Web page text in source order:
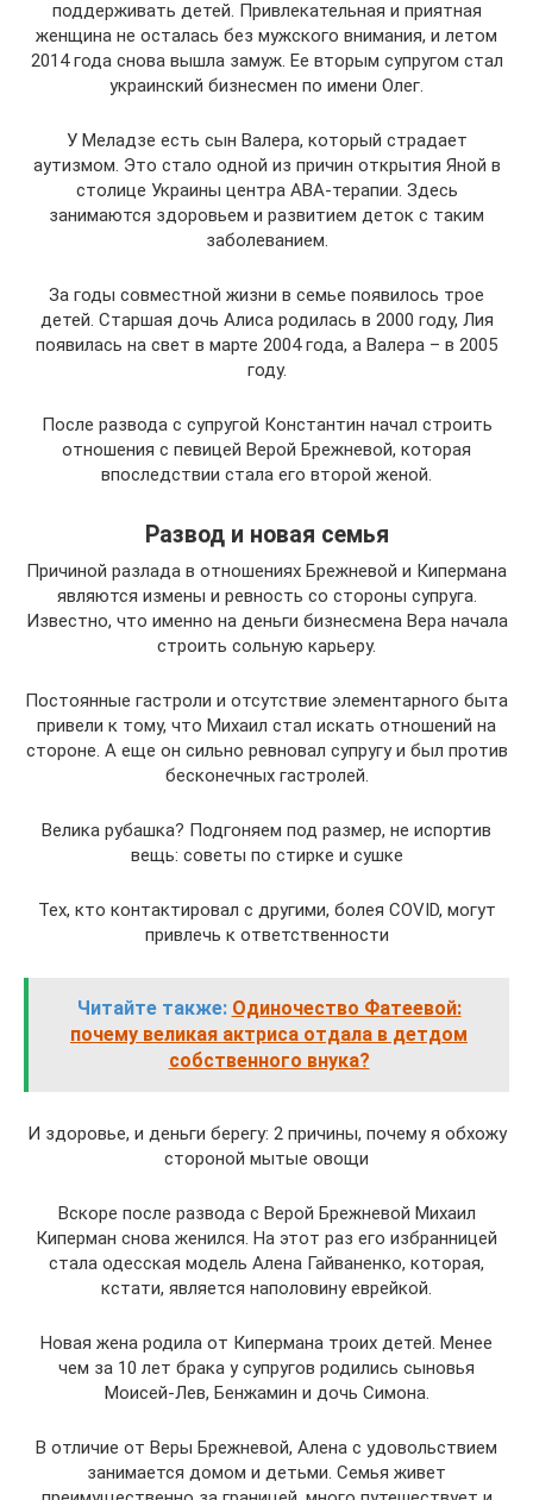
поддерживать детей. Привлекательная и приятная
женщина не осталась без мужского внимания, и летом
2014 года снова вышла замуж. Ее вторым супругом стал
украинский бизнесмен по имени Олег.
У Меладзе есть сын Валера, который страдает
аутизмом. Это стало одной из причин открытия Яной в
столице Украины центра АВА-терапии. Здесь
занимаются здоровьем и развитием деток с таким
заболеванием.
За годы совместной жизни в семье появилось трое
детей. Старшая дочь Алиса родилась в 2000 году, Лия
появилась на свет в марте 2004 года, а Валера – в 2005
году.
После развода с супругой Константин начал строить
отношения с певицей Верой Брежневой, которая
впоследствии стала его второй женой.
Развод и новая семья
Причиной разлада в отношениях Брежневой и Кипермана
являются измены и ревность со стороны супруга.
Известно, что именно на деньги бизнесмена Вера начала
строить сольную карьеру.
Постоянные гастроли и отсутствие элементарного быта
привели к тому, что Михаил стал искать отношений на
стороне. А еще он сильно ревновал супругу и был против
бесконечных гастролей.
Велика рубашка? Подгоняем под размер, не испортив
вещь: советы по стирке и сушке
Тех, кто контактировал с другими, болея COVID, могут
привлечь к ответственности
Читайте также: Одиночество Фатеевой:
почему великая актриса отдала в детдом
собственного внука?
И здоровье, и деньги берегу: 2 причины, почему я обхожу
стороной мытые овощи
Вскоре после развода с Верой Брежневой Михаил
Киперман снова женился. На этот раз его избранницей
стала одесская модель Алена Гайваненко, которая,
кстати, является наполовину еврейкой.
Новая жена родила от Кипермана троих детей. Менее
чем за 10 лет брака у супругов родились сыновья
Моисей-Лев, Бенжамин и дочь Симона.
В отличие от Веры Брежневой, Алена с удовольствием
занимается домом и детьми. Семья живет